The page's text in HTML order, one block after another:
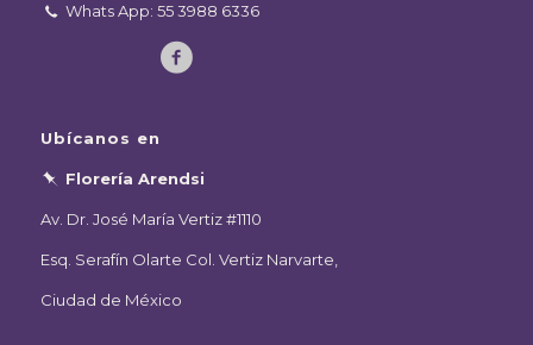
Whats App: 55 3988 6336
Ubícanos en
Florería Arendsi
Av. Dr. José María Vertiz #1110
Esq. Serafín Olarte Col. Vertiz Narvarte,
Ciudad de México